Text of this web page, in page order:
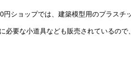
円ショップでは、建築模型用のプラス
必要な小道具なども販売されているの